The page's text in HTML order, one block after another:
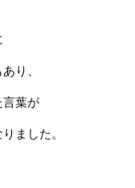
り、
言葉が
ました。